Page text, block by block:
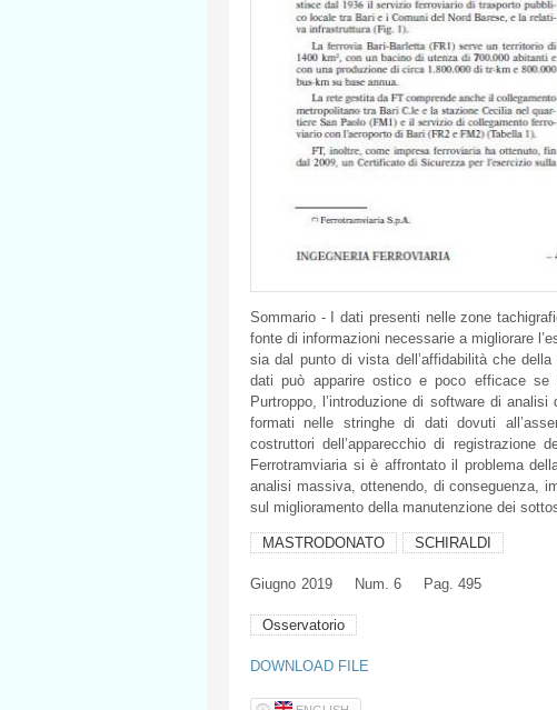
Sommario - I dati presenti nelle zone
fonte di informazioni necessarie a migliorare
sia dal punto di vista dell’affidabilità che
dati può apparire ostico e poco efficace se
Purtroppo, l’introduzione di software di
formati nelle stringhe di dati dovuti
costruttori dell’apparecchio di registrazione
Ferrotramviaria si è affrontato il problema
analisi massiva, ottenendo, di conseguenza,
sul miglioramento della manutenzione dei
MASTRODONATO SCHIRALDI
Giugno 2019 Num. 6 Pag. 495
Osservatorio
DOWNLOAD FILE